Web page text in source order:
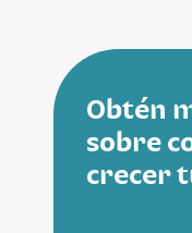
Obtén
sobre
crecer